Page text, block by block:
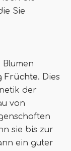
Sie
Früchte. Dies
der
von
sie bis zur
ein guter